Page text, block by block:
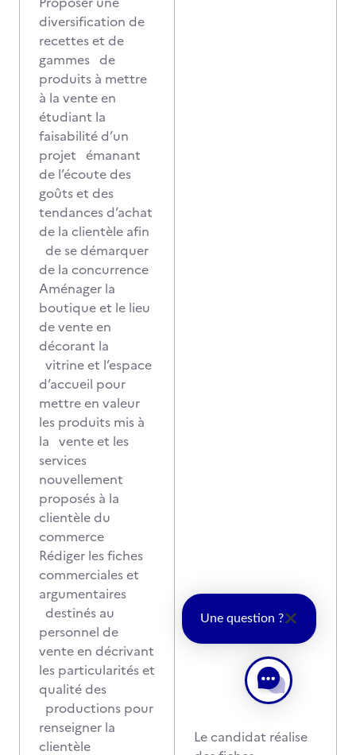
diversification de
recettes et de
gammes de
produits à mettre
à la vente en
étudiant la
faisabilité d’un
projet émanant
de l’écoute des
goûts et des
tendances d’achat
de la clientèle afin
de se démarquer
de la concurrence
Aménager la
boutique et le lieu
de vente en
décorant la
vitrine et l’espace
d’accueil pour
mettre en valeur
les produits mis à
la vente et les
services
nouvellement
proposés à la
clientèle du
commerce
Rédiger les fiches
commerciales et
argumentaires
destinés au
personnel de
vente en décrivant
les particularités et
qualité des
productions pour
renseigner la
clientèle
Le candidat réalise
Une question ?